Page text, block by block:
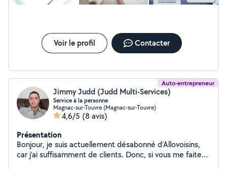
Voir le profil Contacter
Auto-entrepreneur
Jimmy Judd (Judd Multi-Services)
Service à la personne
Magnac-sur-Touvre (Magnac-sur-Touvre)
4,6/5 (8 avis)
Présentation
Bonjour, je suis actuellement désabonné d'Allovoisins,
car j'ai suffisamment de clients. Donc, si vous me faites